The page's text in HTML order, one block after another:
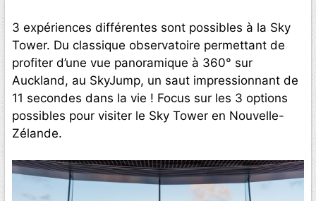
3 expériences différentes sont possibles à la Sky
Tower. Du classique observatoire permettant de
profiter d’une vue panoramique à 360° sur
Auckland, au SkyJump, un saut impressionnant de
11 secondes dans la vie ! Focus sur les 3 options
possibles pour visiter le Sky Tower en Nouvelle-
Zélande.